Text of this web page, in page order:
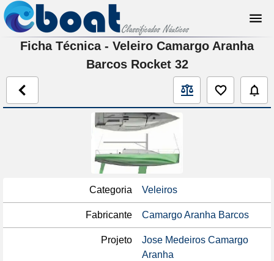
Ficha Técnica - Veleiro Camargo Aranha
Barcos Rocket 32
Categoria Veleiros
Fabricante Camargo Aranha Barcos
Projeto
Jose Medeiros Camargo
Aranha